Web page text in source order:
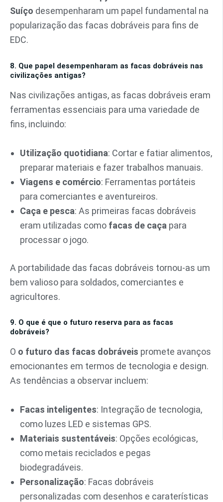
Suíço desempenharam um papel fundamental na
popularização das facas dobráveis para fins de
EDC.
8. Que papel desempenharam as facas dobráveis nas
civilizações antigas?
Nas civilizações antigas, as facas dobráveis eram
ferramentas essenciais para uma variedade de
fins, incluindo:
Utilização quotidiana: Cortar e fatiar alimentos,
preparar materiais e fazer trabalhos manuais.
Viagens e comércio: Ferramentas portáteis
para comerciantes e aventureiros.
Caça e pesca: As primeiras facas dobráveis
eram utilizadas como facas de caça para
processar o jogo.
A portabilidade das facas dobráveis tornou-as um
bem valioso para soldados, comerciantes e
agricultores.
9. O que é que o futuro reserva para as facas
dobráveis?
O o futuro das facas dobráveis promete avanços
emocionantes em termos de tecnologia e design.
As tendências a observar incluem:
Facas inteligentes: Integração de tecnologia,
como luzes LED e sistemas GPS.
Materiais sustentáveis: Opções ecológicas,
como metais reciclados e pegas
biodegradáveis.
Personalização: Facas dobráveis
personalizadas com desenhos e caraterísticas